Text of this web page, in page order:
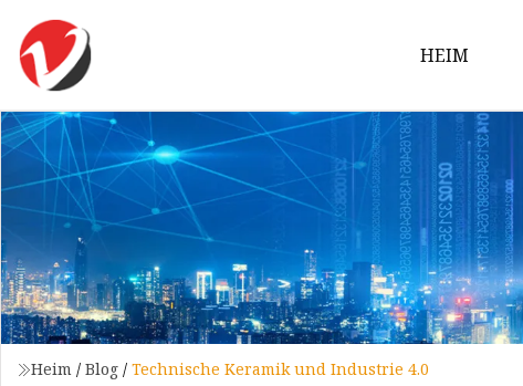
HEIM
Heim / Blog / Technische Keramik und Industrie 4.0